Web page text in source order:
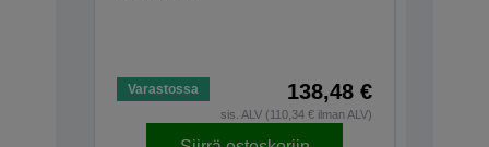
Varastossa 138,48 €
sis. ALV (110,34 € ilman ALV)